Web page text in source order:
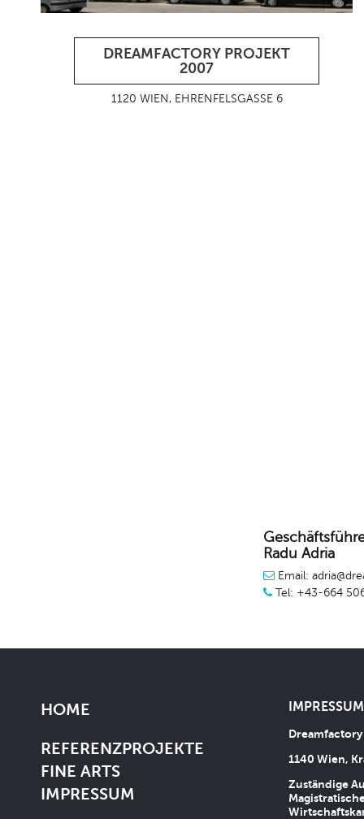
DREAMFACTORY PROJEKT
2007
1120 WIEN, EHRENFELSGASSE 6
Radu Adria
Email:
Tel: +43-664
HOME
REFERENZPROJEKTE
FINE ARTS
IMPRESSUM
1140 Wien,
Zuständige